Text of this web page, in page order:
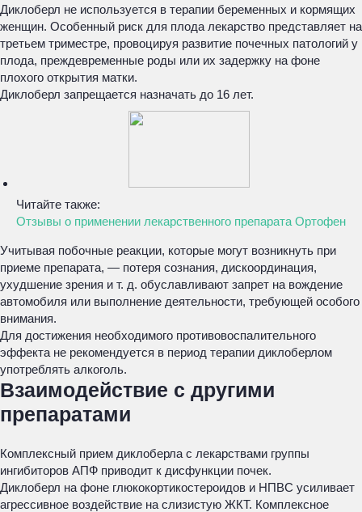
Диклоберл не используется в терапии беременных и кормящих
женщин. Особенный риск для плода лекарство представляет на
третьем триместре, провоцируя развитие почечных патологий у
плода, преждевременные роды или их задержку на фоне
плохого открытия матки.
Диклоберл запрещается назначать до 16 лет.
Читайте также:
Отзывы о применении лекарственного препарата Ортофен
Учитывая побочные реакции, которые могут возникнуть при
приеме препарата, — потеря сознания, дискоординация,
ухудшение зрения и т. д. обуславливают запрет на вождение
автомобиля или выполнение деятельности, требующей особого
внимания.
Для достижения необходимого противовоспалительного
эффекта не рекомендуется в период терапии диклоберлом
употреблять алкоголь.
Взаимодействие с другими
препаратами
Комплексный прием диклоберла с лекарствами группы
ингибиторов АПФ приводит к дисфункции почек.
Диклоберл на фоне глюкокортикостероидов и НПВС усиливает
агрессивное воздействие на слизистую ЖКТ. Комплексное